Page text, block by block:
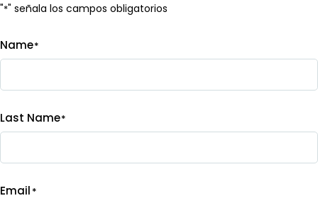
"*" señala los campos obligatorios
Name*
Last Name*
Email *